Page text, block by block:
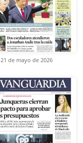
21 de mayo de 2026